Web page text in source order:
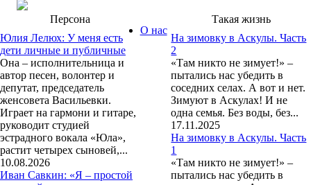
Персона
Юлия Лелюх: У меня есть
дети личные и публичные
Она – исполнительница и
автор песен, волонтер и
депутат, председатель
женсовета Васильевки.
Играет на гармони и гитаре,
руководит студией
эстрадного вокала «Юла»,
растит четырех сыновей,...
10.08.2026
Иван Савкин: «Я – простой
Такая жизнь
На зимовку в Аскулы. Часть
2
«Там никто не зимует!» –
пытались нас убедить в
соседних селах. А вот и нет.
Зимуют в Аскулах! И не
одна семья. Без воды, без...
17.11.2025
На зимовку в Аскулы. Часть
1
«Там никто не зимует!» –
пытались нас убедить в
О нас